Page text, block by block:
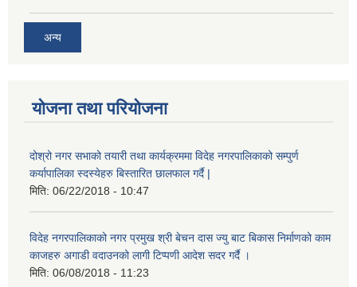
अन्य
योजना तथा परियोजना
दोश्रो नगर सभाको तयारी तथा कार्यक्रममा विदेह नगरपालिकाको सम्पुर्ण
कर्यापालिका स्दस्येहरु बिस्तारित छालफाल गर्दै |
मिति: 06/22/2018 - 10:47
विदेह नगरपालिकाको नगर प्रमुख श्री बेचन दास ज्यु बाट बिकास निर्माणको काम
काजहरु अगाडी वदाउनको लागी टिप्पणी आदेश सदर गर्दै ।
मिति: 06/08/2018 - 11:23